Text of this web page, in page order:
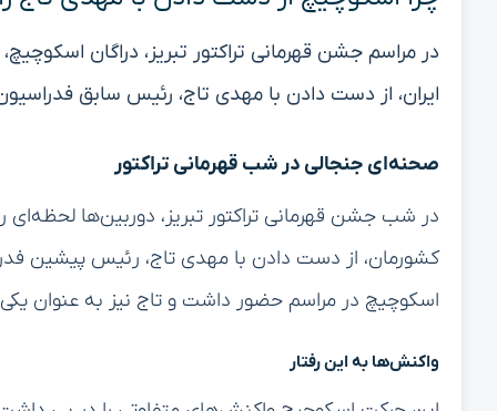
در مراسم جشن قهرمانی تراکتور تبریز، دراگان
ایران، از دست دادن با مهدی تاج، رئیس سابق
صحنه‌ای جنجالی در شب قهرمانی تراکتور
در شب جشن قهرمانی تراکتور تبریز، دوربین‌ها لحظه‌ای
کشورمان، از دست دادن با مهدی تاج، رئیس پیشین
اسکوچیچ در مراسم حضور داشت و تاج نیز به عنوان یکی
واکنش‌ها به این رفتار